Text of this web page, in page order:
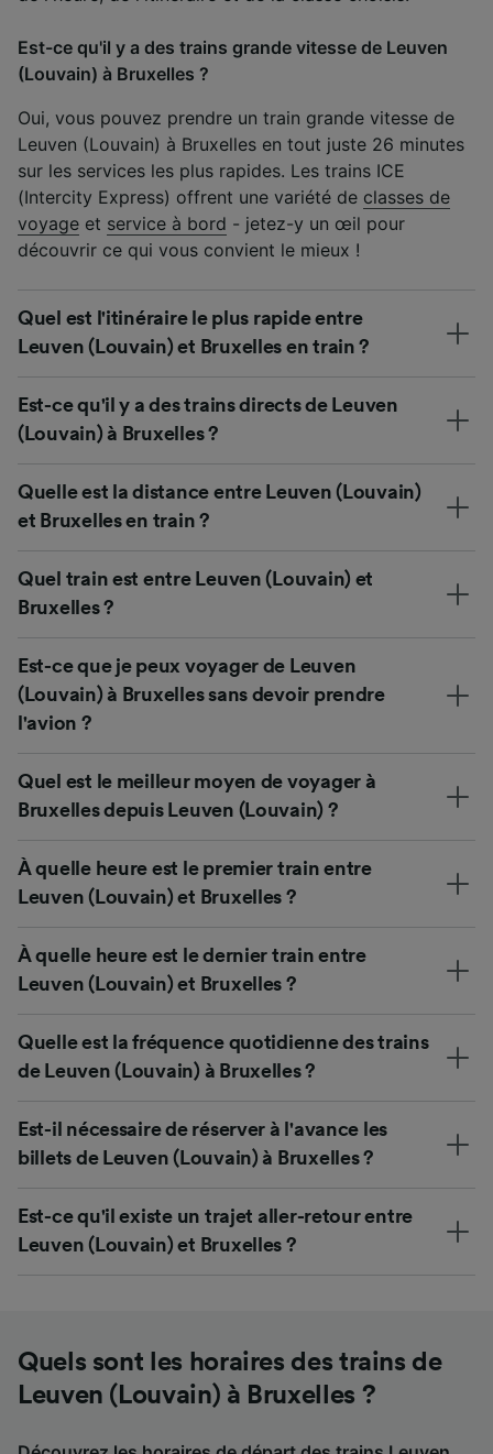
Est-ce qu'il y a des trains grande vitesse de Leuven
(Louvain) à Bruxelles ?
Oui, vous pouvez prendre un train grande vitesse de
Leuven (Louvain) à Bruxelles en tout juste 26 minutes
sur les services les plus rapides. Les trains ICE
(Intercity Express) offrent une variété de classes de
voyage et service à bord - jetez-y un œil pour
découvrir ce qui vous convient le mieux !
Quel est l'itinéraire le plus rapide entre
Leuven (Louvain) et Bruxelles en train ?
Est-ce qu'il y a des trains directs de Leuven
(Louvain) à Bruxelles ?
Quelle est la distance entre Leuven (Louvain)
et Bruxelles en train ?
Quel train est entre Leuven (Louvain) et
Bruxelles ?
Est-ce que je peux voyager de Leuven
(Louvain) à Bruxelles sans devoir prendre
l'avion ?
Quel est le meilleur moyen de voyager à
Bruxelles depuis Leuven (Louvain) ?
À quelle heure est le premier train entre
Leuven (Louvain) et Bruxelles ?
À quelle heure est le dernier train entre
Leuven (Louvain) et Bruxelles ?
Quelle est la fréquence quotidienne des trains
de Leuven (Louvain) à Bruxelles ?
Est-il nécessaire de réserver à l'avance les
billets de Leuven (Louvain) à Bruxelles ?
Est-ce qu'il existe un trajet aller-retour entre
Leuven (Louvain) et Bruxelles ?
Quels sont les horaires des trains de
Leuven (Louvain) à Bruxelles ?